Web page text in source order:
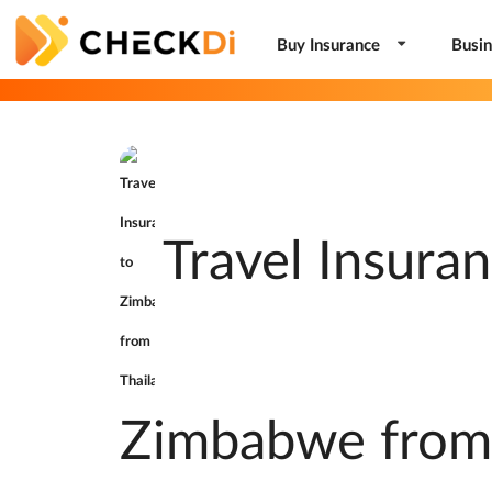
Buy Insurance
Travel
Zimbabwe from